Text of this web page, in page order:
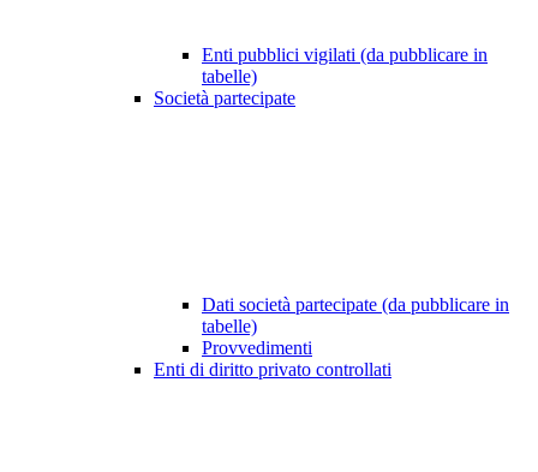
Enti pubblici vigilati (da pubblicare in
tabelle)
Società partecipate
Dati società partecipate (da pubblicare in
tabelle)
Provvedimenti
Enti di diritto privato controllati